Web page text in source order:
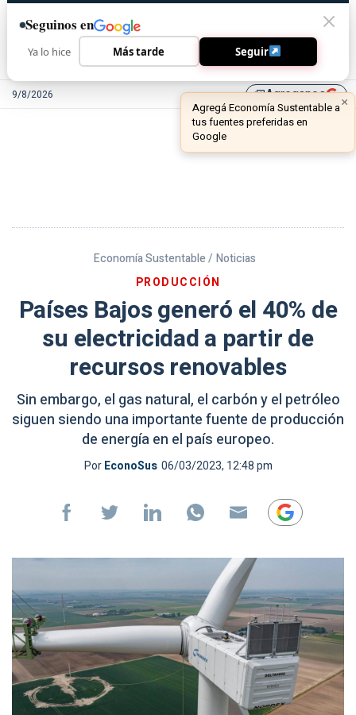
9/8/2026 library_addAgreganos
Economía Sustentable / Noticias
PRODUCCIÓN
Países Bajos generó el 40% de
su electricidad a partir de
recursos renovables
Sin embargo, el gas natural, el carbón y el petróleo
siguen siendo una importante fuente de producción
de energía en el país europeo.
PorEconoSus 06/03/2023, 12:48 pm
Seguinos en
Ya lo hice Más tarde Seguir